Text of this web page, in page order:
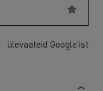
ülevaateid Google'ist